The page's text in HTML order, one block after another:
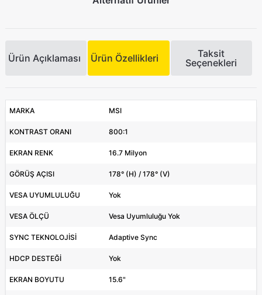
Ürün Açıklaması Ürün Özellikleri
Taksit
Seçenekleri
MARKA MSI
KONTRAST ORANI 800:1
EKRAN RENK 16.7 Milyon
GÖRÜŞ AÇISI 178° (H) / 178° (V)
VESA UYUMLULUĞU Yok
VESA ÖLÇÜ Vesa Uyumluluğu Yok
SYNC TEKNOLOJİSİ Adaptive Sync
HDCP DESTEĞİ Yok
EKRAN BOYUTU 15.6"